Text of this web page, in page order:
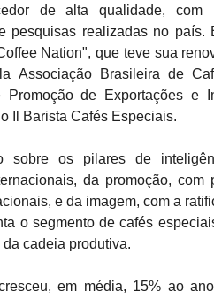
de alta qualidade,
pesquisas realizadas no país.
Nation", que teve sua
Associação Brasileira de
Promoção de Exportações e
Il Barista Cafés Especiais.
sobre os pilares de
da promoção,
e da imagem, com a
o segmento de cafés
cadeia produtiva.
em média, 15% ao